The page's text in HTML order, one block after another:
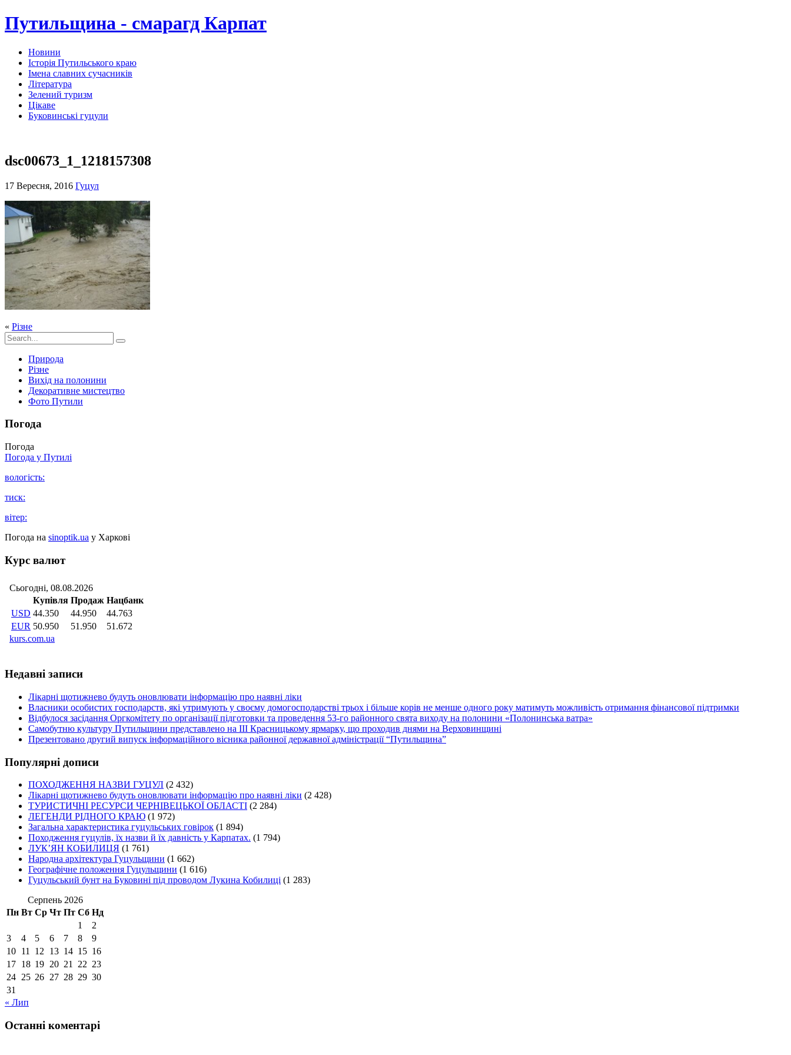
Путильщина - смарагд Карпат
Новини
Історія Путильського краю
Імена славних сучасників
Література
Зелений туризм
Цікаве
Буковинські гуцули
dsc00673_1_1218157308
17 Вересня, 2016 Гуцул
« Різне
Природа
Різне
Вихід на полонини
Декоративне мистецтво
Фото Путили
Погода
Погода
Погода у Путилі
вологість:
тиск:
вітер:
Погода на sinoptik.ua у Харкові
Курс валют
Недавні записи
Лікарні щотижнево будуть оновлювати інформацію про наявні ліки
Власники особистих господарств, які утримують у своєму домогосподарстві трьох і більше корів не менше одного року матимуть можливість отримання фінансової підтримки
Відбулося засідання Оргкомітету по організації підготовки та проведення 53-го районного свята виходу на полонини «Полонинська ватра»
Самобутню культуру Путильщини представлено на ІІІ Красницькому ярмарку, що проходив днями на Верховинщині
Презентовано другий випуск інформаційного вісника районної державної адміністрації “Путильщина”
Популярні дописи
ПОХОДЖЕННЯ НАЗВИ ГУЦУЛ (2 432)
Лікарні щотижнево будуть оновлювати інформацію про наявні ліки (2 428)
ТУРИСТИЧНІ РЕСУРСИ ЧЕРНІВЕЦЬКОЇ ОБЛАСТІ (2 284)
ЛЕГЕНДИ РІДНОГО КРАЮ (1 972)
Загальна характеристика гуцульських говірок (1 894)
Походження гуцулів, їх назви й їх давність у Карпатах. (1 794)
ЛУК’ЯН КОБИЛИЦЯ (1 761)
Народна архітектура Гуцульщини (1 662)
Географічне положення Гуцульщини (1 616)
Гуцульський бунт на Буковині під проводом Лукина Кобилиці (1 283)
Серпень 2026
Пн Вт Ср Чт Пт Сб Нд
1
2
3
4 5 6 7 8
9
10 11 12 13 14 15 16
17 18 19 20 21 22 23
24 25 26 27 28 29 30
31
« Лип
Останні коментарі